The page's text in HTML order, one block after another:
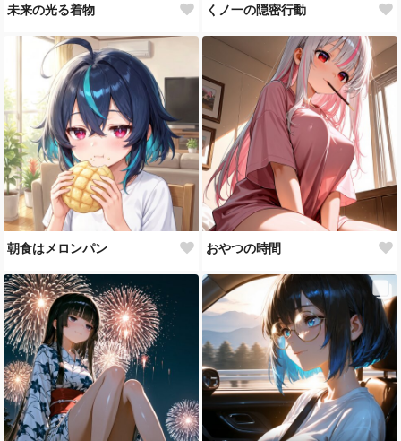
未来の光る着物 くノ一の隠密行動
朝食はメロンパン おやつの時間